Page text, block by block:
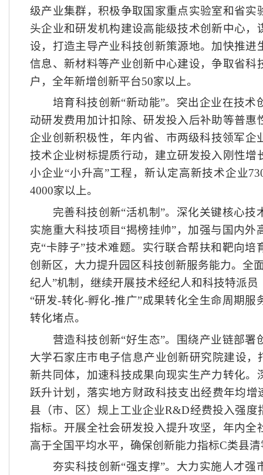
级产业集群，积极争取国家重点实验室和省实
头企业和研发机构建设高能级技术创新中心，
设，打造主导产业科技创新策源地。加快推进
信息、新材料等产业创新中心建设，争取省科
户，全年新增创新平台50家以上。
培育科技创新“新动能”。突出企业在技术
动研发费用加计扣除、研发投入后补助等普惠
企业创新积极性，年内省、市两级科技领军企
技术企业树标提质行动，建立研发投入刚性增
小企业“小升高”工程，新认定高新技术企业
4000家以上。
完善科技创新“活机制”。深化关键核心技
实施重大科技项目“揭榜挂帅”，加强与国内外
克“卡脖子”技术难题。实行联合帮扶和靶向培
创新区，大力提升园区科技创新服务能力。全
纪人”机制，继续开展技术经纪人和科技特派
“研发-转化-孵化-推广”成果转化全生命周期服
转化堵点。
营造科技创新“好生态”。围绕产业链部署
大学石家庄市电子信息产业创新研究院建设，
新共同体，加速科技成果向现实生产力转化。
跃升计划，落实地方财政科技支出经费年均增
县（市、区）规上工业企业R&D经费投入强度
指标。开展全社会研发投入提升攻坚，年内全
高于全国平均水平，确保创新能力指标C类县
夯实科技创新“强支撑”。大力实施人才强